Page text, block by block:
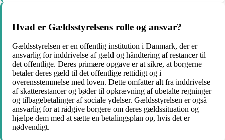
Hvad er Gældsstyrelsens rolle og ansvar?
Gældsstyrelsen er en offentlig institution i Danmark, der er
ansvarlig for inddrivelse af gæld og håndtering af restancer til
det offentlige. Deres primære opgave er at sikre, at borgerne
betaler deres gæld til det offentlige rettidigt og i
overensstemmelse med loven. Dette omfatter alt fra inddrivelse
af skatterestancer og bøder til opkrævning af ubetalte regninger
og tilbagebetalinger af sociale ydelser. Gældsstyrelsen er også
ansvarlig for at rådgive borgere om deres gældssituation og
hjælpe dem med at sætte en betalingsplan op, hvis det er
nødvendigt.